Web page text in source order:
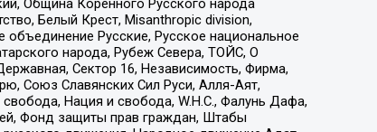
Община Коренного Русского народа
Белый Крест, Misanthropic division,
объединение Русские, Русское национальное
народа, Рубеж Севера, ТОЙС, О
Сектор 16, Независимость, Фирма,
Союз Славянских Сил Руси, Алля-Аят,
Нация и свобода, W.H.С., Фалунь Дафа,
Фонд защиты прав граждан, Штабы